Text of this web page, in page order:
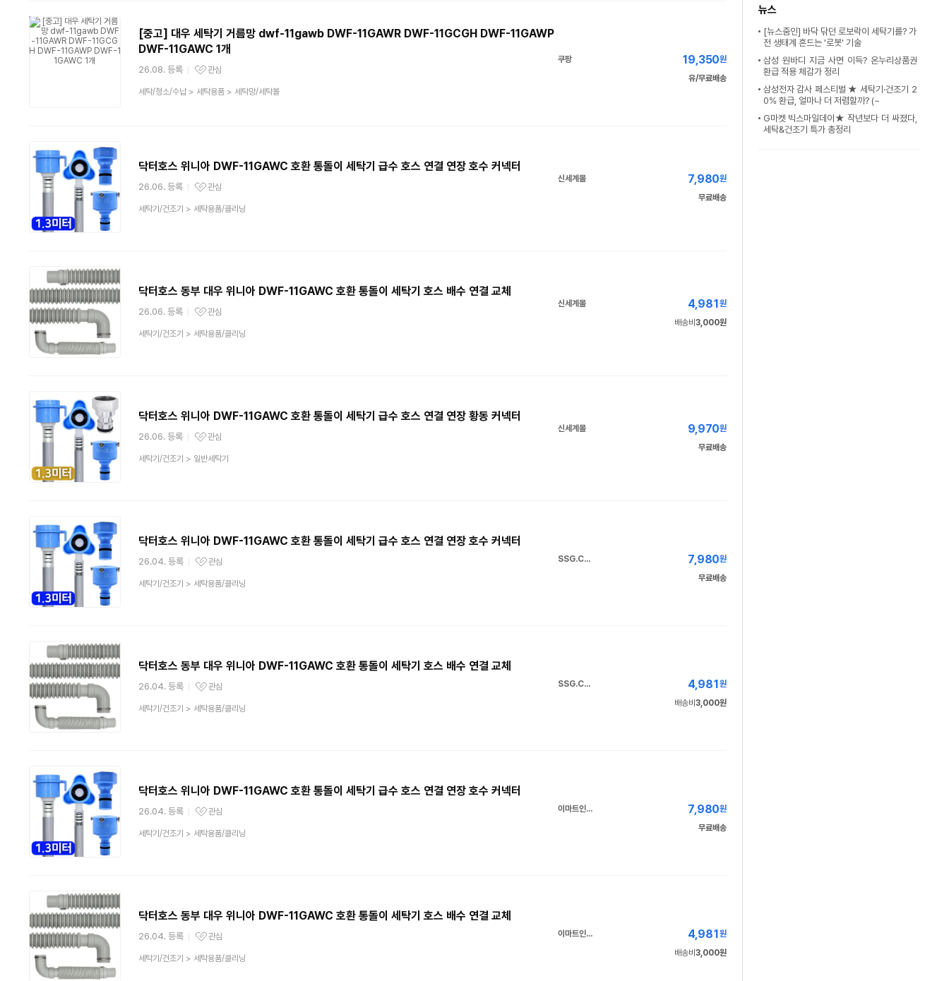
[중고] 대우 세탁기 거름망 dwf-11gawb DWF-11GAWR DWF-11GCGH DWF-11GAWP
DWF-11GAWC 1개
26.08. 등록
관심상품
관심
상
세탁/청소/수납> 세탁용품> 세탁망/세탁볼
쿠팡 19,350원
유/무료배송
닥터호스 위니아 DWF-11GAWC 호환 통돌이 세탁기 급수 호스 연결 연장 호수 커넥터
26.06. 등록
관심상품
관심
상
세탁기/건조기 > 세탁용품/클리닝
신세계몰 7,980원
무료배송
닥터호스 동부 대우 위니아 DWF-11GAWC 호환 통돌이 세탁기 호스 배수 연결 교체
26.06. 등록
관심상품
관심
상
세탁기/건조기 > 세탁용품/클리닝
신세계몰 4,981원
배송비 3,000원
닥터호스 위니아 DWF-11GAWC 호환 통돌이 세탁기 급수 호스 연결 연장 황동 커넥터
26.06. 등록
관심상품
관심
상
세탁기/건조기 > 일반세탁기
신세계몰 9,970원
무료배송
닥터호스 위니아 DWF-11GAWC 호환 통돌이 세탁기 급수 호스 연결 연장 호수 커넥터
26.04. 등록
관심상품
관심
상
세탁기/건조기 > 세탁용품/클리닝
SSG.COM 7,980원
무료배송
닥터호스 동부 대우 위니아 DWF-11GAWC 호환 통돌이 세탁기 호스 배수 연결 교체
26.04. 등록
관심상품
관심
상
세탁기/건조기 > 세탁용품/클리닝
SSG.COM 4,981원
배송비 3,000원
닥터호스 위니아 DWF-11GAWC 호환 통돌이 세탁기 급수 호스 연결 연장 호수 커넥터
26.04. 등록
관심상품
관심
상
세탁기/건조기 > 세탁용품/클리닝
이마트인터넷쇼핑몰 7,980원
무료배송
닥터호스 동부 대우 위니아 DWF-11GAWC 호환 통돌이 세탁기 호스 배수 연결 교체
26.04. 등록
관심상품
관심
상
세탁기/건조기 > 세탁용품/클리닝
이마트인터넷쇼핑몰 4,981원
배송비 3,000원
뉴스
[뉴스줌인] 바닥 닦던 로보락이 세탁기를? 가
전 생태계 흔드는 '로봇' 기술
삼성 원바디 지금 사면 이득? 온누리상품권
환급 적용 체감가 정리
삼성전자 감사 페스티벌 ★ 세탁기·건조기 2
0% 환급, 얼마나 더 저렴할까? (~
G마켓 빅스마일데이★ 작년보다 더 싸졌다,
세탁&건조기 특가 총정리